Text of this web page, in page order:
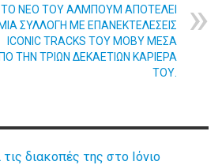
ΤΟ ΝΕΟ ΤΟΥ ΑΛΜΠΟΥΜ ΑΠΟΤΕΛΕΙ
ΜΙΑ ΣΥΛΛΟΓΗ ΜΕ ΕΠΑΝΕΚΤΕΛΕΣΕΙΣ
ICONIC TRACKS ΤΟΥ MOBY ΜΕΣΑ
ΤΗΝ ΤΡΙΩΝ ΔΕΚΑΕΤΙΩΝ ΚΑΡΙΕΡΑ
ΤΟΥ.
διακοπές της στο Ιόνιο